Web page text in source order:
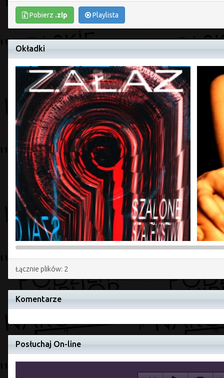
Pobierz .zip Playlista
Okładki
Łącznie plików: 2
Komentarze
Posłuchaj On-line